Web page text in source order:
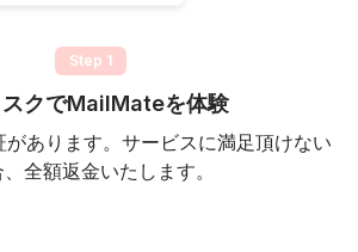
Step 1
クでMailMateを体験
あります。サービスに満足頂けない
全額返金いたします。